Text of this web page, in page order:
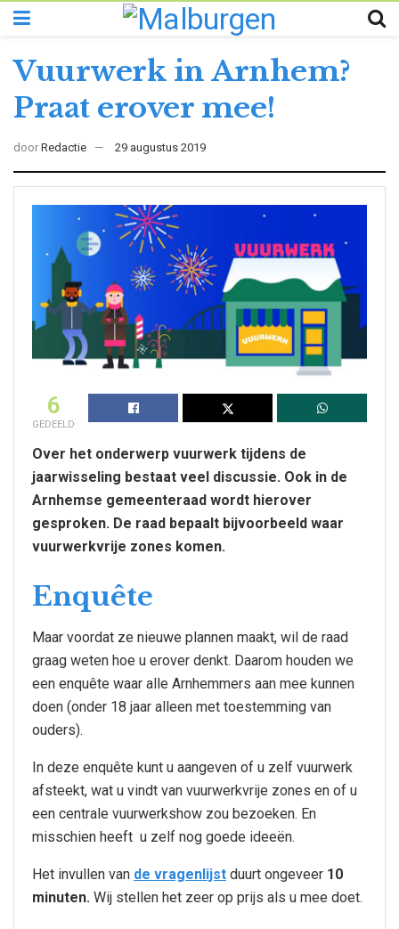
Vuurwerk in Arnhem?
Praat erover mee!
door Redactie 29 augustus 2019
6
GEDEELD
Over het onderwerp vuurwerk tijdens de
jaarwisseling bestaat veel discussie. Ook in de
Arnhemse gemeenteraad wordt hierover
gesproken. De raad bepaalt bijvoorbeeld waar
vuurwerkvrije zones komen.
Enquête
Maar voordat ze nieuwe plannen maakt, wil de raad
graag weten hoe u erover denkt. Daarom houden we
een enquête waar alle Arnhemmers aan mee kunnen
doen (onder 18 jaar alleen met toestemming van
ouders).
In deze enquête kunt u aangeven of u zelf vuurwerk
afsteekt, wat u vindt van vuurwerkvrije zones en of u
een centrale vuurwerkshow zou bezoeken. En
misschien heeft u zelf nog goede ideeën.
Het invullen van de vragenlijst duurt ongeveer 10
minuten. Wij stellen het zeer op prijs als u mee doet.